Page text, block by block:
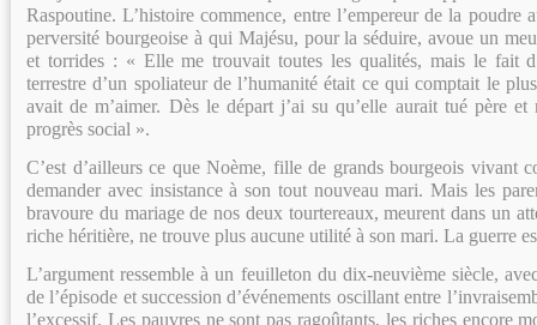
Raspoutine. L’histoire commence, entre l’empereur de la poudre
perversité bourgeoise à qui Majésu, pour la séduire, avoue un
et torrides : « Elle me trouvait toutes les qualités, mais le fait
terrestre d’un spoliateur de l’humanité était ce qui comptait le
avait de m’aimer. Dès le départ j’ai su qu’elle aurait tué père
progrès social ».
C’est d’ailleurs ce que Noème, fille de grands bourgeois vivant
demander avec insistance à son tout nouveau mari. Mais les
bravoure du mariage de nos deux tourtereaux, meurent dans un
riche héritière, ne trouve plus aucune utilité à son mari. La guerre
L’argument ressemble à un feuilleton du dix-neuvième siècle,
de l’épisode et succession d’événements oscillant entre
l’excessif. Les pauvres ne sont pas ragoûtants, les riches encore